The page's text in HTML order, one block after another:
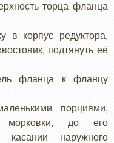
торца фланца
в корпус редуктора,
подтянуть её
фланца к фланцу
порциями,
морковки, до его
касании наружного